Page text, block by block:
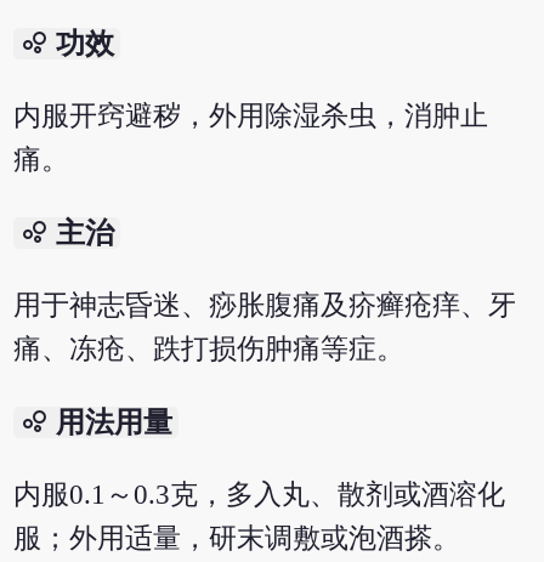
bubble_chart 功效
内服开窍避秽，外用除湿杀虫，消肿止
痛。
bubble_chart 主治
用于神志昏迷、痧胀腹痛及疥癣疮痒、牙
痛、冻疮、跌打损伤肿痛等症。
bubble_chart 用法用量
内服0.1～0.3克，多入丸、散剂或酒溶化
服；外用适量，研末调敷或泡酒搽。